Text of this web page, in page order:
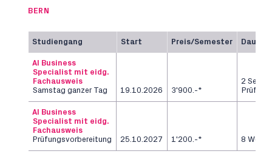
BERN
Studiengang Start Preis/Semester Dauer
AI Business
Specialist mit eidg.
Fachausweis
Samstag ganzer Tag
19.10.2026 3'900.-*
2
AI Business
Specialist mit eidg.
Fachausweis
Prüfungsvorbereitung
25.10.2027 1'200.-* 8